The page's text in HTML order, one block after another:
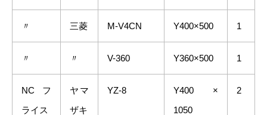
〃 三菱 M-V4CN Y400×500 1
〃 〃 V-360 Y360×500 1
NC フ
ライス
ヤマ
ザキ
YZ-8
Y400 ×
1050
2